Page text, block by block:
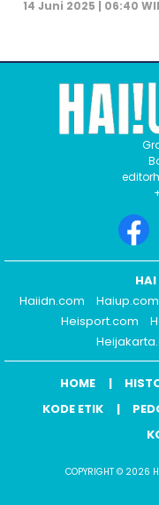
14 Juni 2025 | 06:40
HAI
Haiidn.com
Haiup.com
Heisport.com
HOME
KODE ETIK
COPYRIGHT © 2026